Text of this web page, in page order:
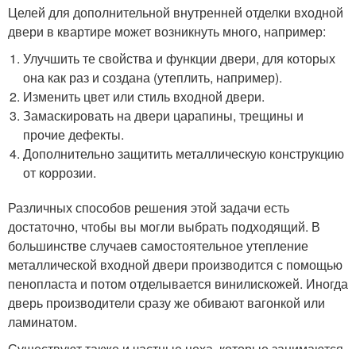
Целей для дополнительной внутренней отделки входной
двери в квартире может возникнуть много, например:
Улучшить те свойства и функции двери, для которых
она как раз и создана (утеплить, например).
Изменить цвет или стиль входной двери.
Замаскировать на двери царапины, трещины и
прочие дефекты.
Дополнительно защитить металлическую конструкцию
от коррозии.
Различных способов решения этой задачи есть
достаточно, чтобы вы могли выбрать подходящий. В
большинстве случаев самостоятельное утепление
металлической входной двери производится с помощью
пенопласта и потом отделывается винилискожей. Иногда
дверь производители сразу же обивают вагонкой или
ламинатом.